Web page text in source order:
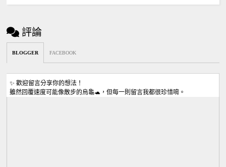
評論
BLOGGER FACEBOOK
✨ 歡迎留言分享你的想法！
雖然回覆速度可能像散步的烏龜🐢，但每一則留言我都很珍惜唷。